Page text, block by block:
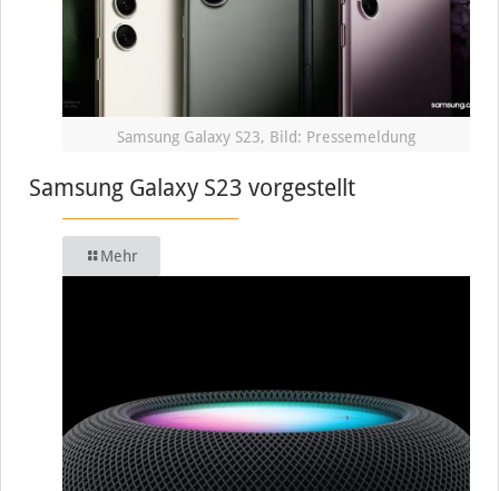
Samsung Galaxy S23, Bild: Pressemeldung
Samsung Galaxy S23 vorgestellt
Mehr